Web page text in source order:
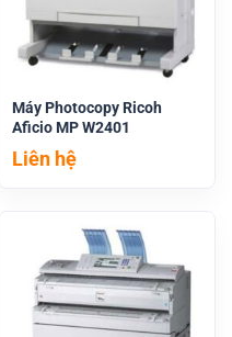
Máy Photocopy Ricoh
Aficio MP W2401
Liên hệ